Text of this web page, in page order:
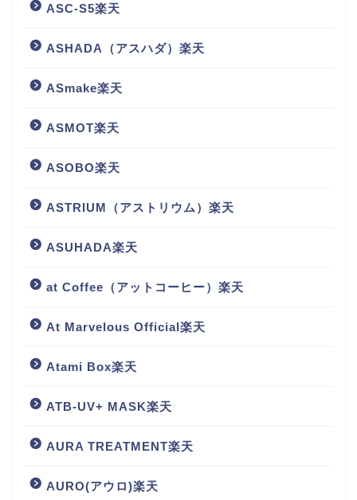
ASC-S5楽天
ASHADA（アスハダ）楽天
ASmake楽天
ASMOT楽天
ASOBO楽天
ASTRIUM（アストリウム）楽天
ASUHADA楽天
at Coffee（アットコーヒー）楽天
At Marvelous Official楽天
Atami Box楽天
ATB-UV+ MASK楽天
AURA TREATMENT楽天
AURO(アウロ)楽天